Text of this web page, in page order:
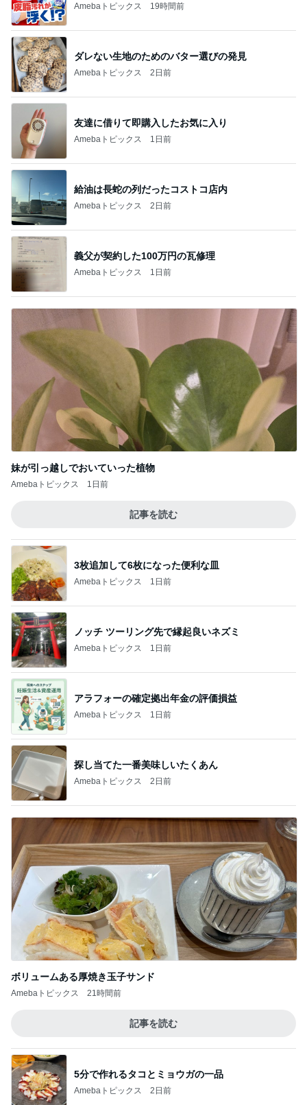
Amebaトピックス 19時間前
ダレない生地のためのバター選びの発見
Amebaトピックス 2日前
友達に借りて即購入したお気に入り
Amebaトピックス 1日前
給油は長蛇の列だったコストコ店内
Amebaトピックス 2日前
義父が契約した100万円の瓦修理
Amebaトピックス 1日前
妹が引っ越しでおいていった植物
Amebaトピックス 1日前
記事を読む
3枚追加して6枚になった便利な皿
Amebaトピックス 1日前
ノッチ ツーリング先で縁起良いネズミ
Amebaトピックス 1日前
アラフォーの確定拠出年金の評価損益
Amebaトピックス 1日前
探し当てた一番美味しいたくあん
Amebaトピックス 2日前
ボリュームある厚焼き玉子サンド
Amebaトピックス 21時間前
記事を読む
5分で作れるタコとミョウガの一品
Amebaトピックス 2日前